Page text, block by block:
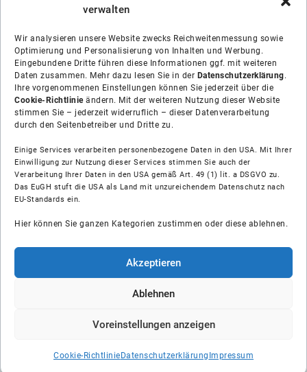
verwalten
Wir analysieren unsere Website zwecks Reichweitenmessung sowie
Optimierung und Personalisierung von Inhalten und Werbung.
Eingebundene Dritte führen diese Informationen ggf. mit weiteren
Daten zusammen. Mehr dazu lesen Sie in der Datenschutzerklärung.
Ihre vorgenommenen Einstellungen können Sie jederzeit über die
Cookie-Richtlinieändern. Mit der weiteren Nutzung dieser Website
stimmen Sie – jederzeit widerruflich – dieser Datenverarbeitung
durch den Seitenbetreiber und Dritte zu.
Einige Services verarbeiten personenbezogene Daten in den USA. Mit Ihrer
Einwilligung zur Nutzung dieser Services stimmen Sie auch der
Verarbeitung Ihrer Daten in den USA gemäß Art. 49 (1) lit. a DSGVO zu.
Das EuGH stuft die USA als Land mit unzureichendem Datenschutz nach
EU-Standards ein.
Hier können Sie ganzen Kategorien zustimmen oder diese ablehnen.
Akzeptieren
Ablehnen
Voreinstellungen anzeigen
Cookie-Richtlinie Datenschutzerklärung Impressum
Über uns
Soziale Medien
AGB
Impressum Datenschutz